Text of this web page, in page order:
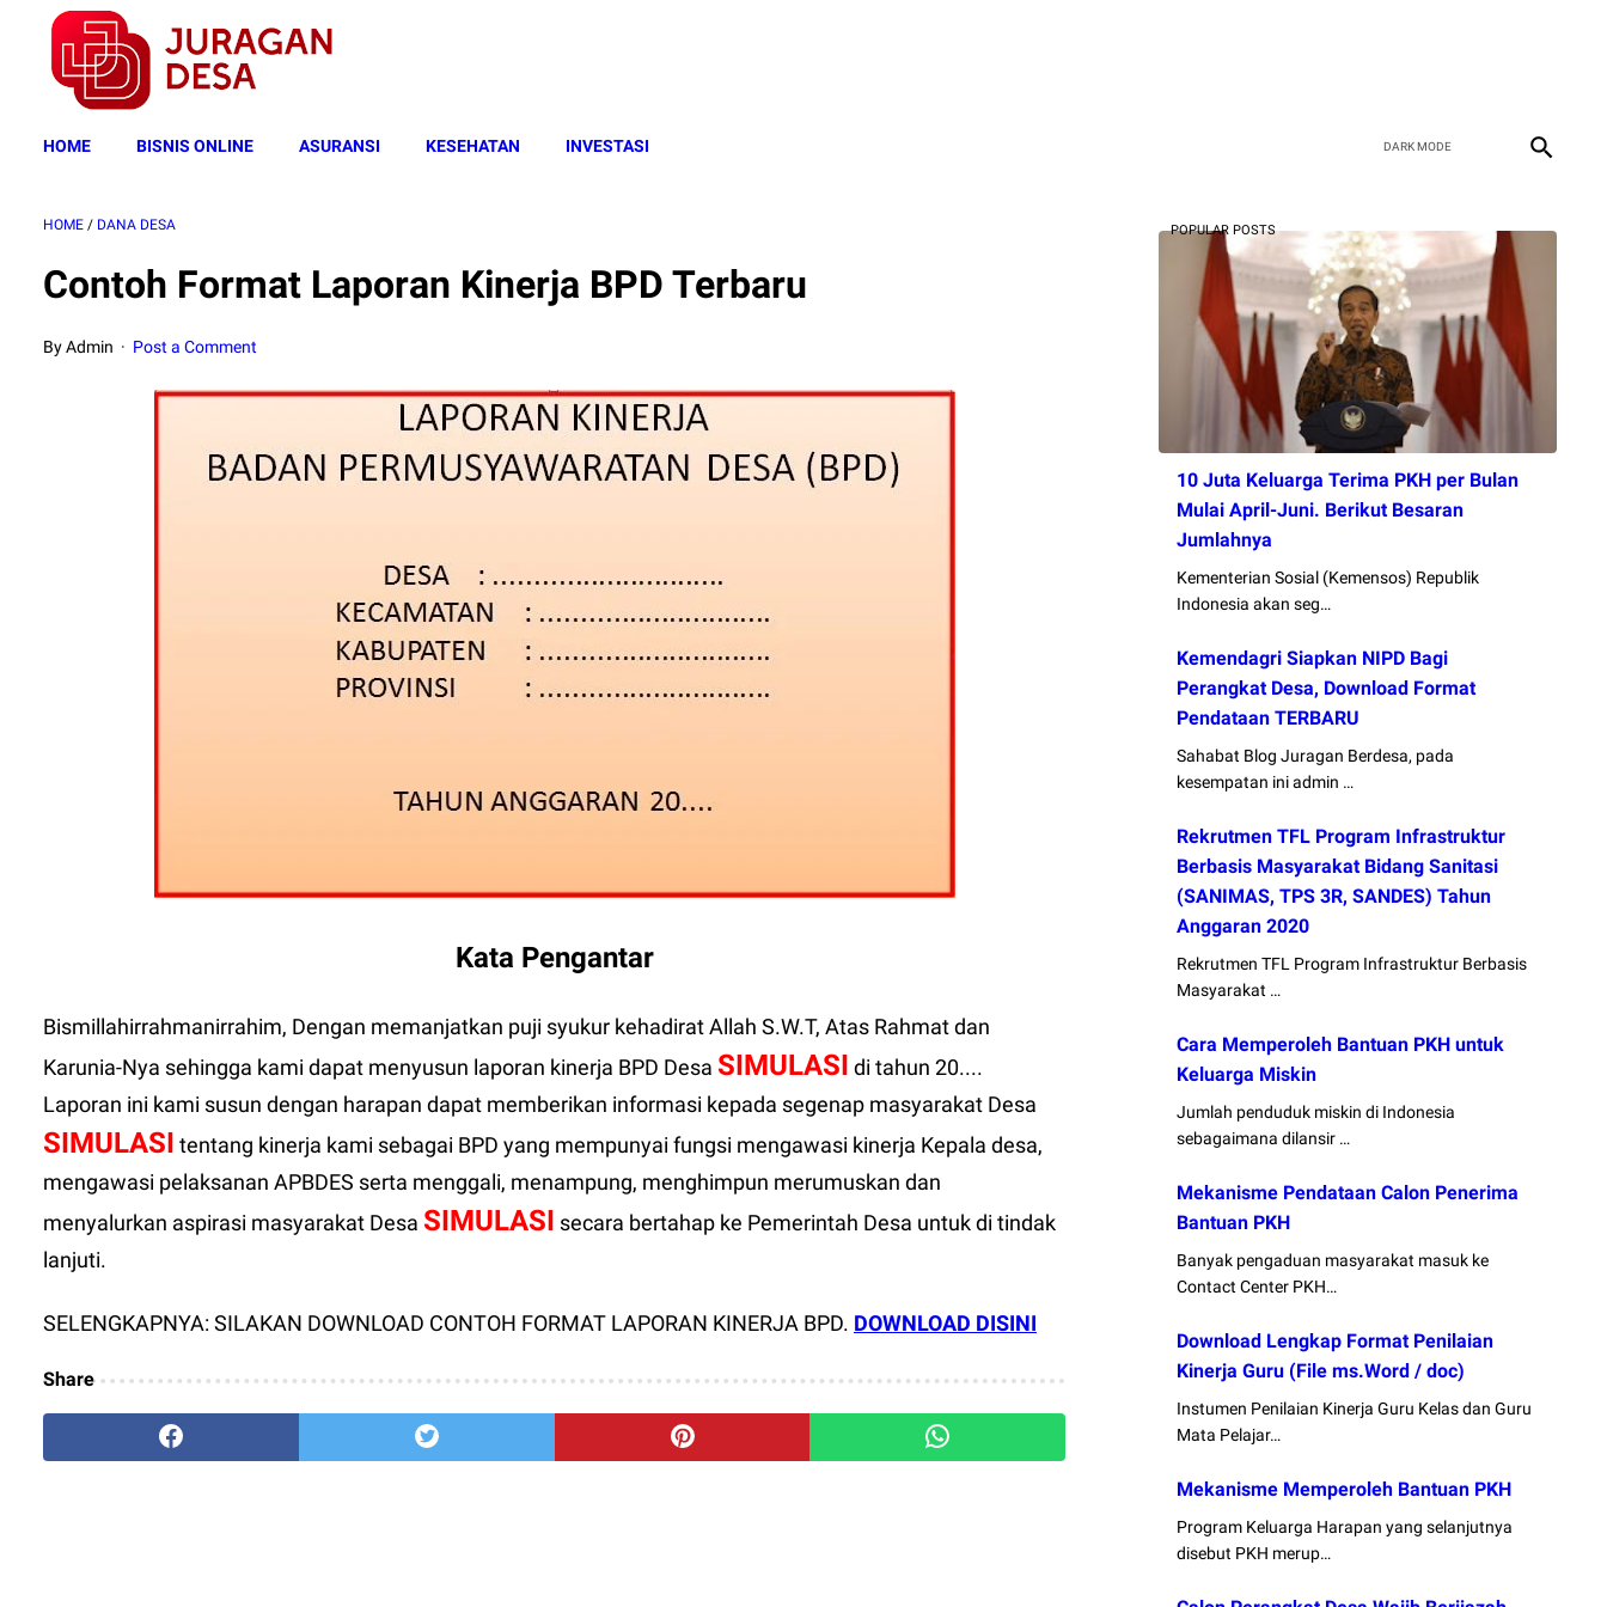
HOME BISNIS ONLINE ASURANSI KESEHATAN INVESTASI
HOME / DANA DESA
Contoh Format Laporan Kinerja BPD Terbaru
By Admin Post a Comment
Kata Pengantar
Bismillahirrahmanirrahim, Dengan memanjatkan puji syukur kehadirat Allah S.W.T, Atas Rahmat dan
Karunia-Nya sehingga kami dapat menyusun laporan kinerja BPD Desa SIMULASI di tahun 20....
Laporan ini kami susun dengan harapan dapat memberikan informasi kepada segenap masyarakat Desa
SIMULASI tentang kinerja kami sebagai BPD yang mempunyai fungsi mengawasi kinerja Kepala desa,
mengawasi pelaksanan APBDES serta menggali, menampung, menghimpun merumuskan dan
menyalurkan aspirasi masyarakat Desa SIMULASI secara bertahap ke Pemerintah Desa untuk di tindak
lanjuti.
SELENGKAPNYA: SILAKAN DOWNLOAD CONTOH FORMAT LAPORAN KINERJA BPD. DOWNLOAD DISINI
Share
POPULAR POSTS
10 Juta Keluarga Terima PKH per Bulan
Mulai April-Juni. Berikut Besaran
Jumlahnya
Kementerian Sosial (Kemensos) Republik
Indonesia akan seg…
Kemendagri Siapkan NIPD Bagi
Perangkat Desa, Download Format
Pendataan TERBARU
Sahabat Blog Juragan Berdesa, pada
kesempatan ini admin …
Rekrutmen TFL Program Infrastruktur
Berbasis Masyarakat Bidang Sanitasi
(SANIMAS, TPS 3R, SANDES) Tahun
Anggaran 2020
Rekrutmen TFL Program Infrastruktur Berbasis
Masyarakat …
Cara Memperoleh Bantuan PKH untuk
Keluarga Miskin
Jumlah penduduk miskin di Indonesia
sebagaimana dilansir …
Mekanisme Pendataan Calon Penerima
Bantuan PKH
Banyak pengaduan masyarakat masuk ke
Contact Center PKH…
Download Lengkap Format Penilaian
Kinerja Guru (File ms.Word / doc)
Instumen Penilaian Kinerja Guru Kelas dan Guru
Mata Pelajar…
Mekanisme Memperoleh Bantuan PKH
Program Keluarga Harapan yang selanjutnya
disebut PKH merup…